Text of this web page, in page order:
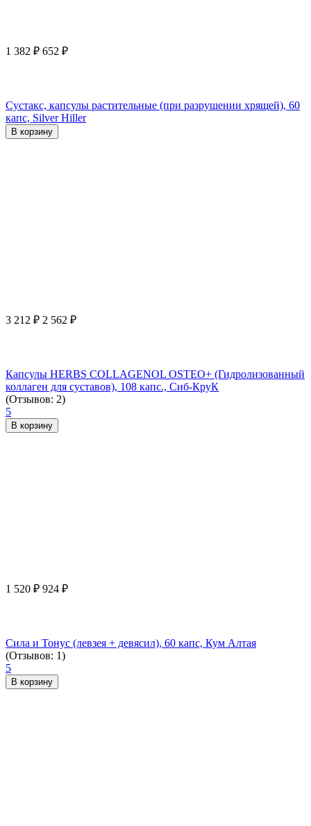
1 382 ₽ 652 ₽
Сустакс, капсулы растительные (при разрушении хрящей), 60
капс, Silver Hiller
В корзину
3 212 ₽ 2 562 ₽
Капсулы HERBS COLLAGENOL OSTEO+ (Гидролизованный
коллаген для суставов), 108 капс., Сиб-КруК
(Отзывов: 2)
5
В корзину
1 520 ₽ 924 ₽
Сила и Тонус (левзея + девясил), 60 капс, Кум Алтая
(Отзывов: 1)
5
В корзину